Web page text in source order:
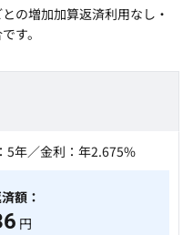
の増加加算返済利用なし・
す。
5年／金利：年2.675%
額：
円